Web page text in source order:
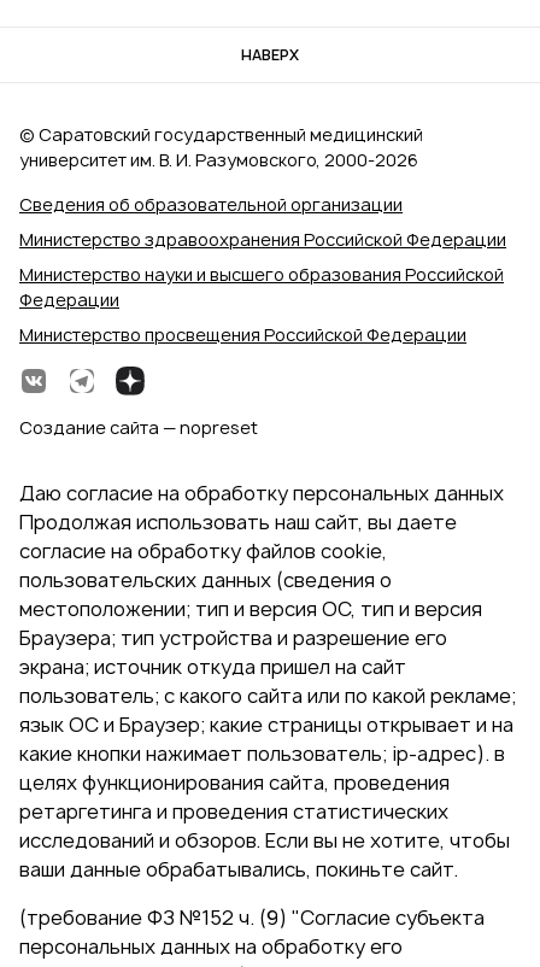
НАВЕРХ
Сведения об образовательной организации
Министерство здравоохранения Российской Федерации
Министерство науки и высшего образования Российской
Федерации
Министерство просвещения Российской Федерации
© Саратовский государственный медицинский
университет им. В. И. Разумовского, 2000‑2026
Создание сайта — nopreset
Даю согласие на обработку персональных данных
Продолжая использовать наш сайт, вы даете
согласие на обработку файлов cookie,
пользовательских данных (сведения о
местоположении; тип и версия ОС, тип и версия
Браузера; тип устройства и разрешение его
экрана; источник откуда пришел на сайт
пользователь; с какого сайта или по какой рекламе;
язык ОС и Браузер; какие страницы открывает и на
какие кнопки нажимает пользователь; ip-адрес). в
целях функционирования сайта, проведения
ретаргетинга и проведения статистических
исследований и обзоров. Если вы не хотите, чтобы
ваши данные обрабатывались, покиньте сайт.
(требование ФЗ №152 ч. (9) "Согласие субъекта
персональных данных на обработку его